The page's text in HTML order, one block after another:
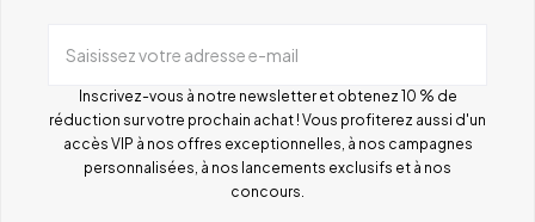
Saisissez votre adresse e-mail
Inscrivez-vous à notre newsletter et obtenez 10 % de
réduction sur votre prochain achat ! Vous profiterez aussi d'un
accès VIP à nos offres exceptionnelles, à nos campagnes
personnalisées, à nos lancements exclusifs et à nos
concours.